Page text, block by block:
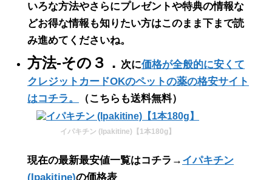
いろな方法やさらにプレゼントや特典の情報な
どお得な情報も知りたい方はこのまま下まで読
み進めてくださいね。
方法-その３． 次に価格が全般的に安くて
クレジットカードOKのペットの薬の格安サイト
はコチラ。
（こちらも送料無料）
イパキチン (Ipakitine)【1本180g】
現在の最新最安値一覧はコチラ→ イパキチン
(Ipakitine)の価格表